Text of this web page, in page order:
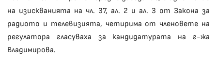
на изискванията на чл. 37, ал. 2 и ал. 3 от Закона за
радиото и телевизията, четирима от членовете на
регулатора гласуваха за кандидатурата на г-жа
Владимирова.